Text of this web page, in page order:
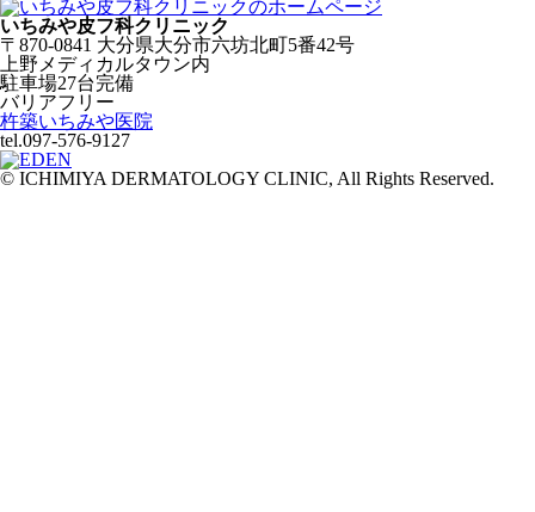
いちみや皮フ科クリニック
〒870-0841 大分県大分市六坊北町5番42号
上野メディカルタウン内
駐車場27台完備
バリアフリー
杵築いちみや医院
tel.097-576-9127
© ICHIMIYA DERMATOLOGY CLINIC, All Rights Reserved.